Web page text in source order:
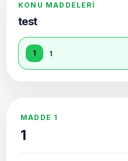
KONU MADDELERI
test
1 1
MADDE 1
1